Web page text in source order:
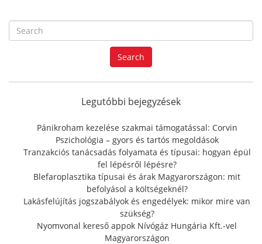
e
a
r
f
r
:
Search
Legutóbbi bejegyzések
Pánikroham kezelése szakmai támogatással: Corvin
Pszichológia – gyors és tartós megoldások
Tranzakciós tanácsadás folyamata és típusai: hogyan épül
fel lépésről lépésre?
Blefaroplasztika típusai és árak Magyarországon: mit
befolyásol a költségeknél?
Lakásfelújítás jogszabályok és engedélyek: mikor mire van
szükség?
Nyomvonal kereső appok Nívógáz Hungária Kft.-vel
Magyarországon